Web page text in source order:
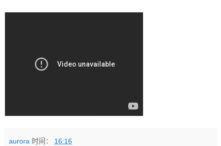
aurora 时间： 16:16